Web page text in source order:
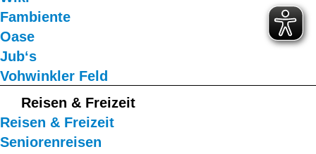
Fambiente
Oase
Jub‘s
Vohwinkler Feld
Reisen & Freizeit
Reisen & Freizeit
Seniorenreisen